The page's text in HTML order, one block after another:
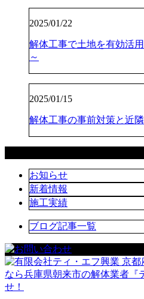
2025/01/22
解体工事で土地を有効活
～
2025/01/15
解体工事の事前対策と近
お知らせ
新着情報
施工実績
ブログ記事一覧
京都
なら兵庫県朝来市の解体業者『
せ！